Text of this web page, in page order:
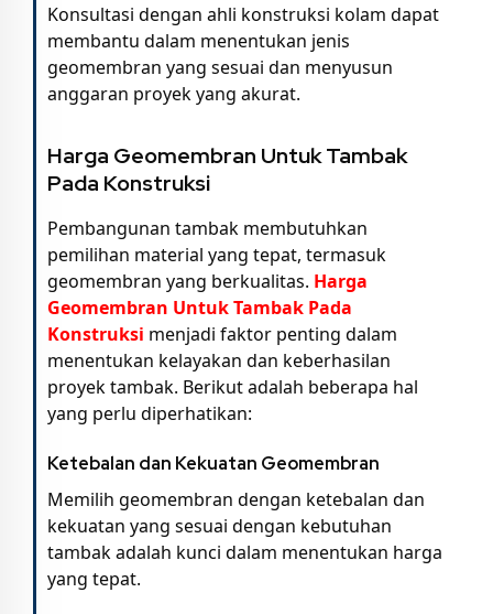
Konsultasi dengan ahli konstruksi kolam dapat
membantu dalam menentukan jenis
geomembran yang sesuai dan menyusun
anggaran proyek yang akurat.
Harga Geomembran Untuk Tambak
Pada Konstruksi
Pembangunan tambak membutuhkan
pemilihan material yang tepat, termasuk
geomembran yang berkualitas. Harga
Geomembran Untuk Tambak Pada
Konstruksi menjadi faktor penting dalam
menentukan kelayakan dan keberhasilan
proyek tambak. Berikut adalah beberapa hal
yang perlu diperhatikan:
Ketebalan dan Kekuatan Geomembran
Memilih geomembran dengan ketebalan dan
kekuatan yang sesuai dengan kebutuhan
tambak adalah kunci dalam menentukan harga
yang tepat.